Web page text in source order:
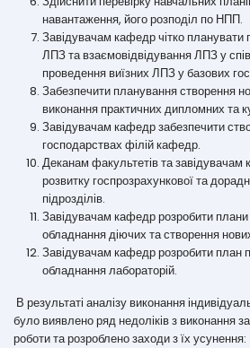
навантаження, його розподіл по НПП.
Завідувачам кафедр чітко планувати
ЛПЗ та взаємовідвідування ЛПЗ у
проведення виїзних ЛПЗ у базових
Забезпечити планування створення
виконання практичних дипломних та
Завідувачам кафедр забезпечити
господарствах філій кафедр.
Деканам факультетів та
розвитку госпрозрахункової та
підрозділів.
Завідувачам кафедр розробити плани
обладнання діючих та створення
Завідувачам кафедр розробити план
обладнання лабораторій.
В результаті аналізу виконання
було виявлено ряд недоліків з виконання
роботи та розроблено заходи з їх усунення: